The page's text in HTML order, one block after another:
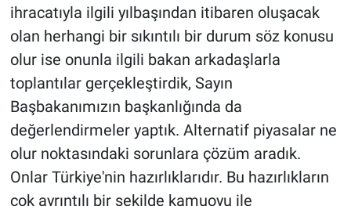
ihracatıyla ilgili yılbaşından itibaren oluşacak
olan herhangi bir sıkıntılı bir durum söz konusu
olur ise onunla ilgili bakan arkadaşlarla
toplantılar gerçekleştirdik, Sayın
Başbakanımızın başkanlığında da
değerlendirmeler yaptık. Alternatif piyasalar ne
olur noktasındaki sorunlara çözüm aradık.
Onlar Türkiye'nin hazırlıklarıdır. Bu hazırlıkların
çok ayrıntılı bir şekilde kamuoyu ile